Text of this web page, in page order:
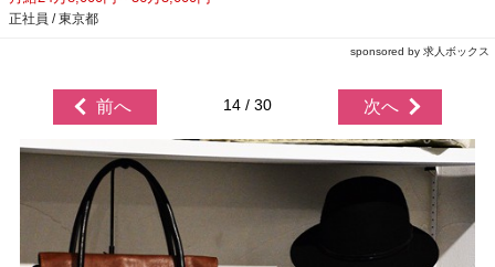
正社員 / 東京都
sponsored by 求人ボックス
前へ 14 / 30 次へ